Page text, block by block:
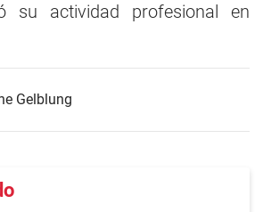
su actividad profesional en
Gelblung